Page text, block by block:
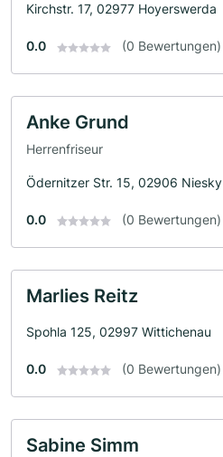
Kirchstr. 17, 02977 Hoyerswerda
0.0 (0 Bewertungen)
Anke Grund
Herrenfriseur
Ödernitzer Str. 15, 02906 Niesky
0.0 (0 Bewertungen)
Marlies Reitz
Spohla 125, 02997 Wittichenau
0.0 (0 Bewertungen)
Sabine Simm